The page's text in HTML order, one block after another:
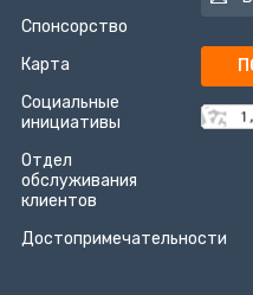
Спонсорство
Карта
Социальные
инициативы
Отдел
обслуживания
клиентов
Достопримечательности